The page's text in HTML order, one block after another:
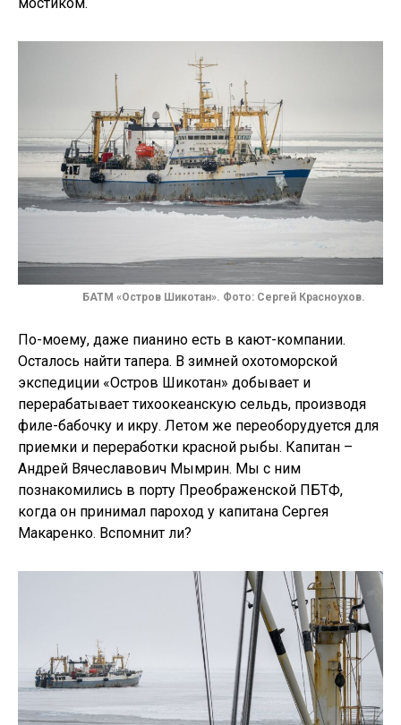
БАТМ «Остров Шикотан». Фото: Сергей Красноухов.
По-моему, даже пианино есть в кают-компании.
Осталось найти тапера. В зимней охотоморской
экспедиции «Остров Шикотан» добывает и
перерабатывает тихоокеанскую сельдь, производя
филе-бабочку и икру. Летом же переоборудуется для
приемки и переработки красной рыбы. Капитан –
Андрей Вячеславович Мымрин. Мы с ним
познакомились в порту Преображенской ПБТФ,
когда он принимал пароход у капитана Сергея
Макаренко. Вспомнит ли?